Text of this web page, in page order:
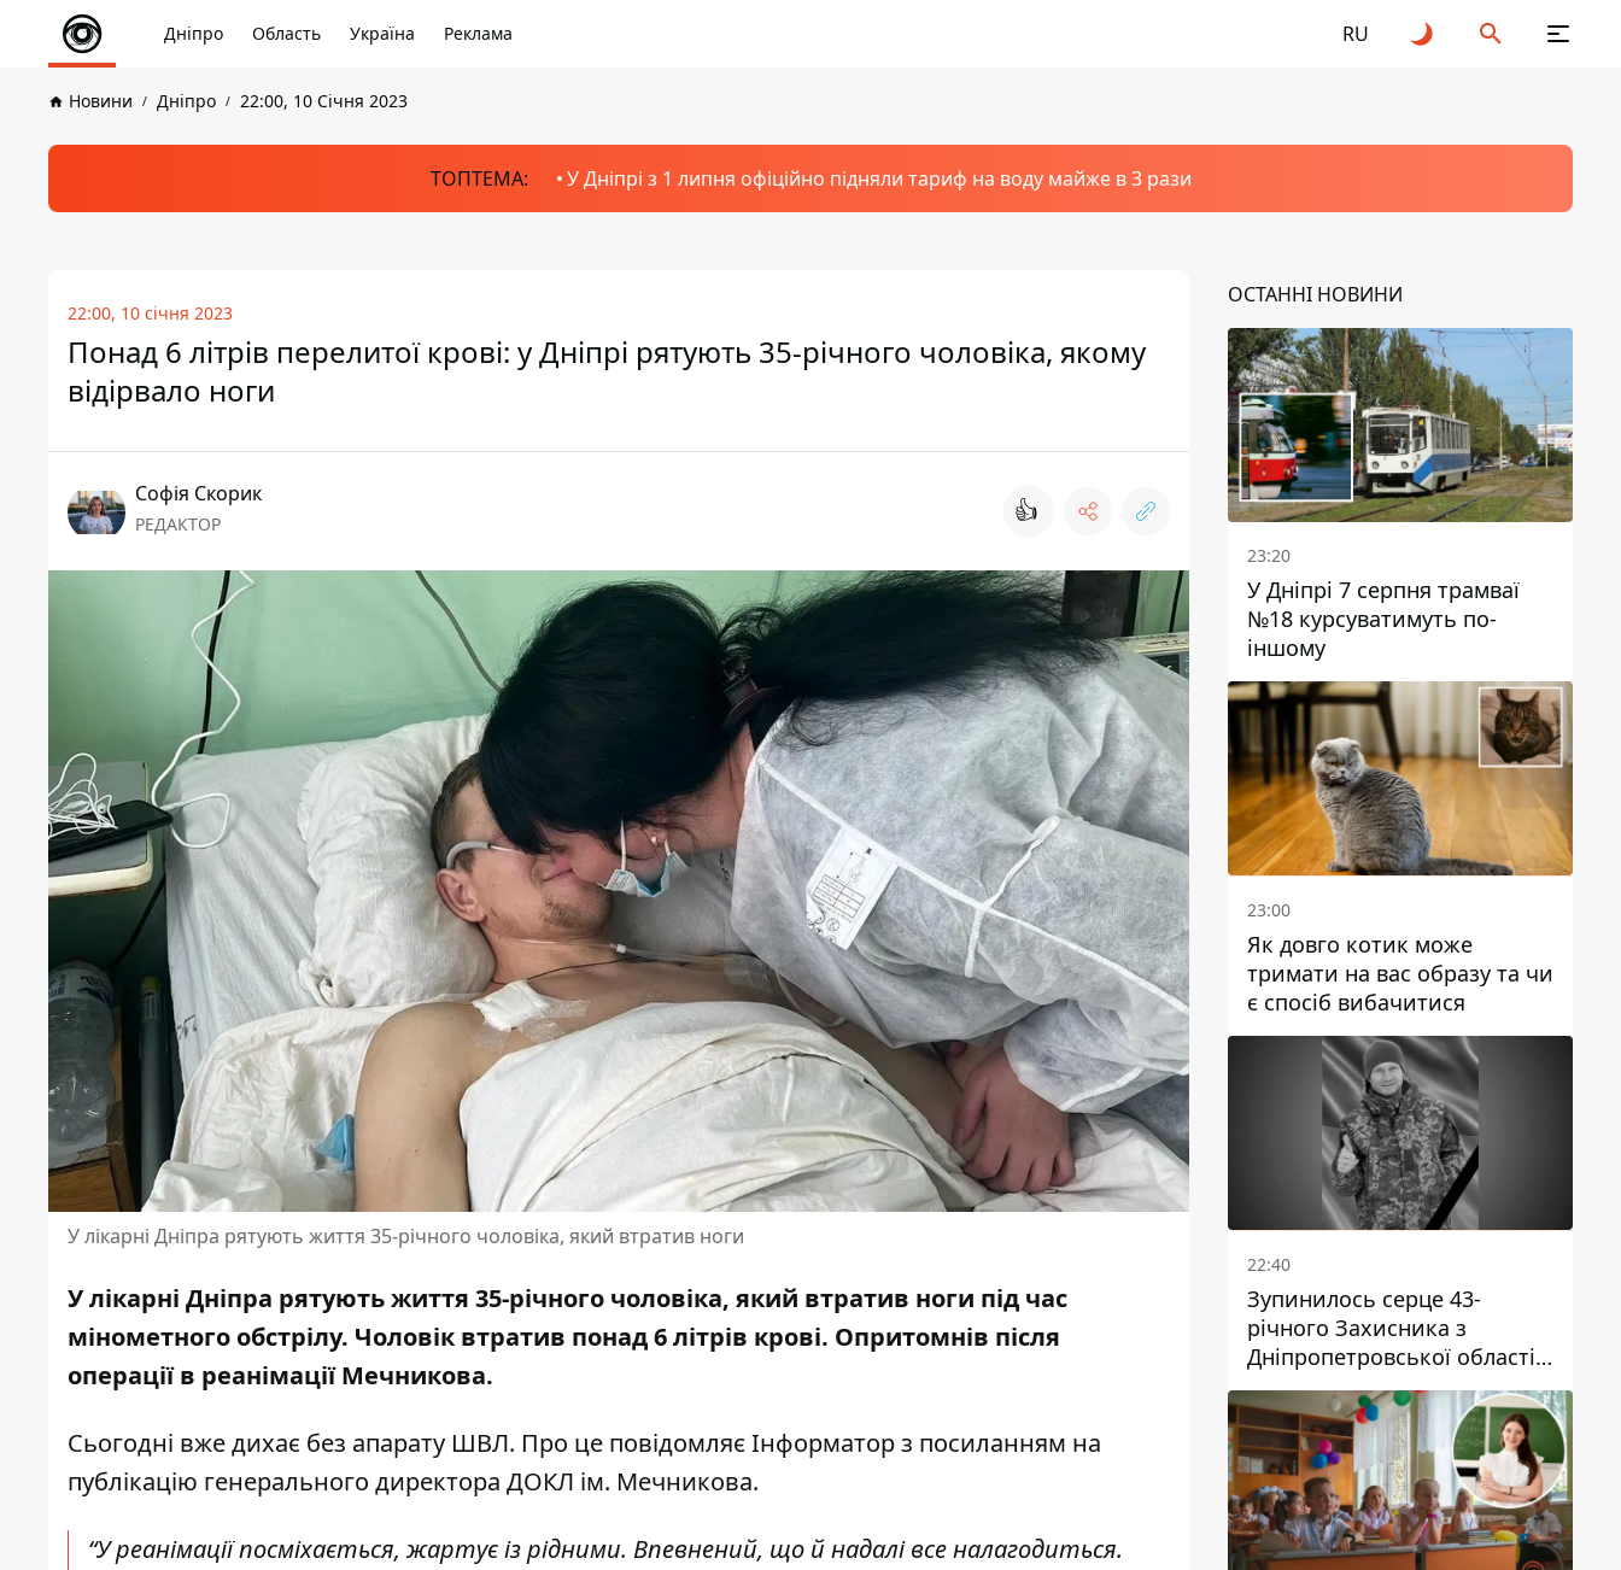
Дніпро Область Україна Реклама RU
Новини Дніпро 22:00, 10 Січня 2023
ТОПТЕМА: У Дніпрі з 1 липня офіційно підняли тариф на воду майже в 3 рази
22:00, 10 січня 2023
Понад 6 літрів перелитої крові: у Дніпрі рятують 35-річного чоловіка, якому
відірвало ноги
Софія Скорик
РЕДАКТОР 👍
У лікарні Дніпра рятують життя 35-річного чоловіка, який втратив ноги
У лікарні Дніпра рятують життя 35-річного чоловіка, який втратив ноги під час
мінометного обстрілу. Чоловік втратив понад 6 літрів крові. Опритомнів після
операціїв реанімації Мечникова.
Сьогодні вже дихає без апарату ШВЛ. Про це повідомляє Інформаторз посиланням на
публікацію генерального директора ДОКЛ ім. Мечникова.
“У реанімації посміхається, жартує із рідними. Впевнений, що й надалі все налагодиться.
ОСТАННІ НОВИНИ
23:20
У Дніпрі 7 серпня трамваї
№18 курсуватимуть по-
іншому
23:00
Як довго котик може
тримати на вас образу та чи
є спосіб вибачитися
22:40
Зупинилось серце 43-
річного Захисника з
Дніпропетровської області
Євгена Зінченка